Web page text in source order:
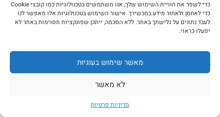
כדי לשפר את חוויית השימוש שלך, אנו משתמשים בטכנולוגיות כמו קובצי Cookie
כדי לאחסן ולאחזר מידע במכשירך. אישור השימוש בטכנולוגיות אלו מאפשר לנו
לעבד נתונים על גלישתך באתר. ללא הסכמה, ייתכן שפונקציות מסוימות באתר לא
יפעלו כראוי.
מאשר שימוש בעוגיות
לא מאשר
מדיניות פרטיות
שאלות ותשובות
איך כדאי להזמין מובילים ברעננה?